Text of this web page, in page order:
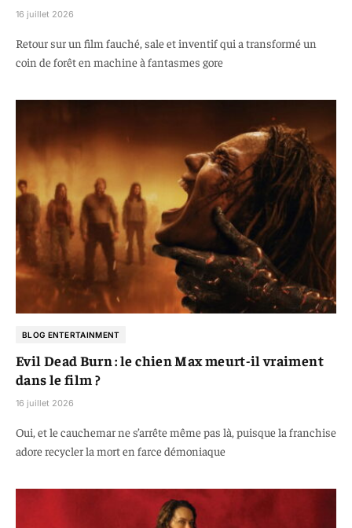
16 juillet 2026
Retour sur un film fauché, sale et inventif qui a transformé un
coin de forêt en machine à fantasmes gore
BLOG ENTERTAINMENT
Evil Dead Burn : le chien Max meurt-il vraiment
dans le film ?
16 juillet 2026
Oui, et le cauchemar ne s’arrête même pas là, puisque la franchise
adore recycler la mort en farce démoniaque